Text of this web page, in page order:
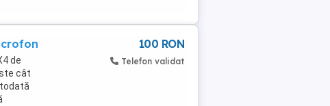
de
cât
100 RON
Telefon validat